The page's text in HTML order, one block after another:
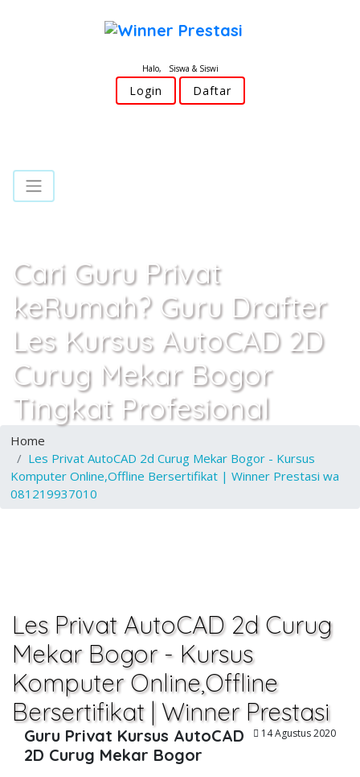
Halo, Siswa & Siswi
Login Daftar
Cari Guru Privat
keRumah? Guru Drafter
Les Kursus AutoCAD 2D
Curug Mekar Bogor
Tingkat Profesional
Home
Les Privat AutoCAD 2d Curug Mekar Bogor - Kursus
Komputer Online,Offline Bersertifikat | Winner Prestasi wa
081219937010
Les Privat AutoCAD 2d Curug
Mekar Bogor - Kursus
Komputer Online,Offline
Bersertifikat | Winner Prestasi
14 Agustus 2020
Guru Privat Kursus AutoCAD
2D Curug Mekar Bogor